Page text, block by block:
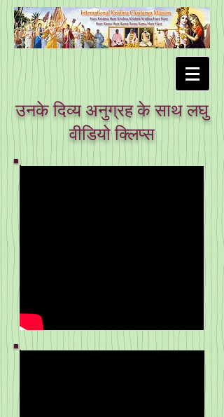
उनके दिव्य अनुग्रह के साथ लघु
वीडियो क्लिप्स